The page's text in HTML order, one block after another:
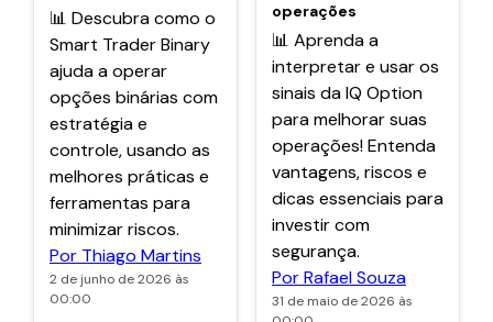
📊 Descubra como o
Smart Trader Binary
ajuda a operar
opções binárias com
estratégia e
controle, usando as
melhores práticas e
ferramentas para
minimizar riscos.
Por Thiago Martins
2 de junho de 2026 às
00:00
operações
📊 Aprenda a
interpretar e usar os
sinais da IQ Option
para melhorar suas
operações! Entenda
vantagens, riscos e
dicas essenciais para
investir com
segurança.
Por Rafael Souza
31 de maio de 2026 às